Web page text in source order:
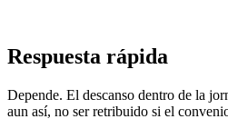
Respuesta rápida
Depende. El descanso dentro de la
aun así, no ser retribuido si el